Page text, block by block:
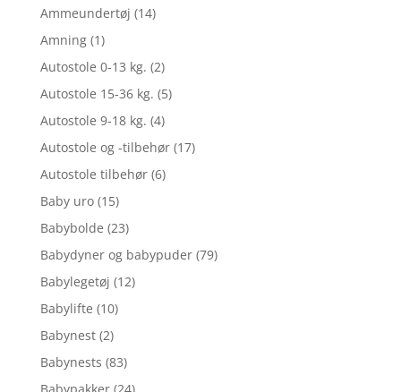
Ammeundertøj (14)
Amning (1)
Autostole 0-13 kg. (2)
Autostole 15-36 kg. (5)
Autostole 9-18 kg. (4)
Autostole og -tilbehør (17)
Autostole tilbehør (6)
Baby uro (15)
Babybolde (23)
Babydyner og babypuder (79)
Babylegetøj (12)
Babylifte (10)
Babynest (2)
Babynests (83)